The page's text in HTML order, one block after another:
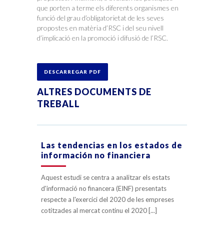
que porten a terme els diferents organismes en
funció del grau d’obligatorietat de les seves
propostes en matèria d’RSC i del seu nivell
d’implicació en la promoció i difusió de l’RSC.
DESCARREGAR PDF
ALTRES DOCUMENTS DE
TREBALL
Las tendencias en los estados de
información no financiera
Aquest estudi se centra a analitzar els estats
d'informació no financera (EINF) presentats
respecte a l'exercici del 2020 de les empreses
cotitzades al mercat continu el 2020 [...]